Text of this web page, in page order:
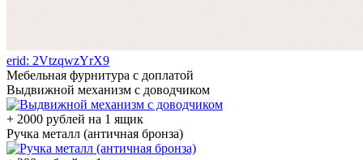
erid: 2VtzqwzYrX9
Мебельная фурнитура с доплатой
Выдвижной механизм с доводчиком
+ 2000 рублей на 1 ящик
Ручка металл (античная бронза)